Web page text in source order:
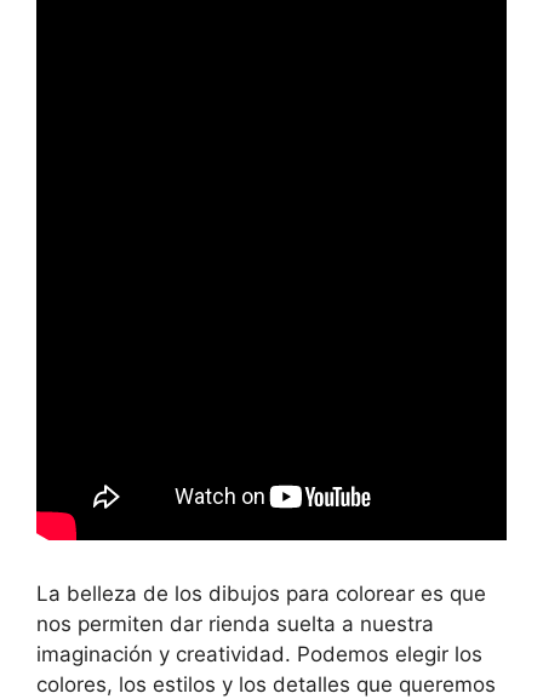
La belleza de los dibujos para colorear es que
nos permiten dar rienda suelta a nuestra
imaginación y creatividad. Podemos elegir los
colores, los estilos y los detalles que queremos